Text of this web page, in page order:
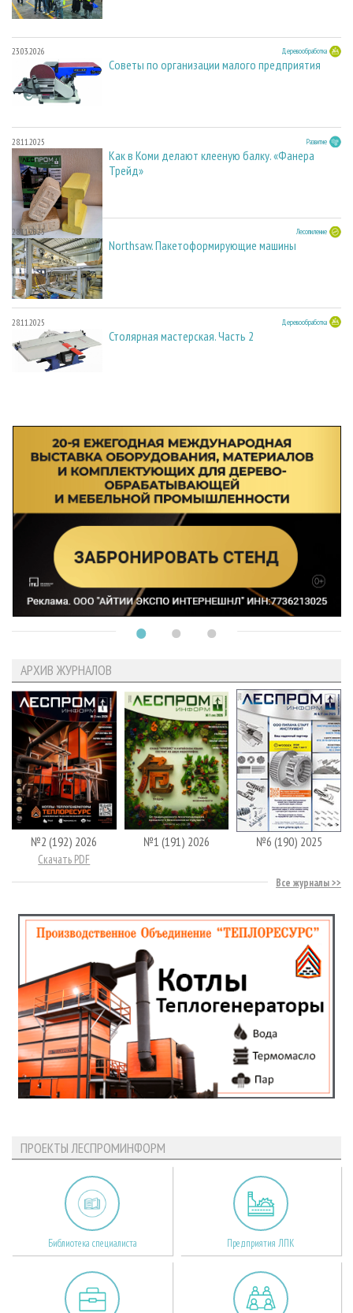
23.03.2026 Деревообработка
Советы по организации малого предприятия
28.11.2025 Развитие
Как в Коми делают клееную балку. «Фанера
Трейд»
28.11.2025 Лесопиление
Northsaw. Пакетоформирующие машины
28.11.2025 Деревообработка
Столярная мастерская. Часть 2
АРХИВ ЖУРНАЛОВ
№2 (192) 2026
Скачать PDF
№1 (191) 2026 №6 (190) 2025
Все журналы
ПРОЕКТЫ ЛЕСПРОМИНФОРМ
Библиотека специалиста Предприятия ЛПК